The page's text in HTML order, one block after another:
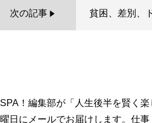
次の記事 貧困、差別、
SPA！編集部が「人生後半を賢く
曜日にメールでお届けします。仕